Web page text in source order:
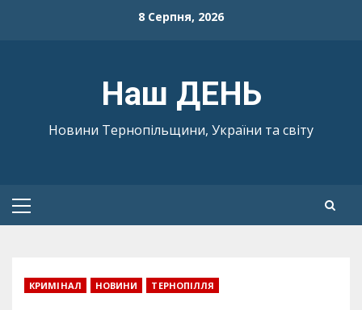
8 Серпня, 2026
Наш ДЕНЬ
Новини Тернопільщини, України та світу
Primary
КРИМІНАЛ НОВИНИ ТЕРНОПІЛЛЯ